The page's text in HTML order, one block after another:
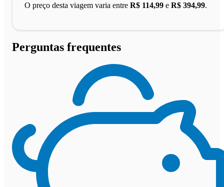
O preço desta viagem varia entre R$ 114,99 e R$ 394,99.
Perguntas frequentes